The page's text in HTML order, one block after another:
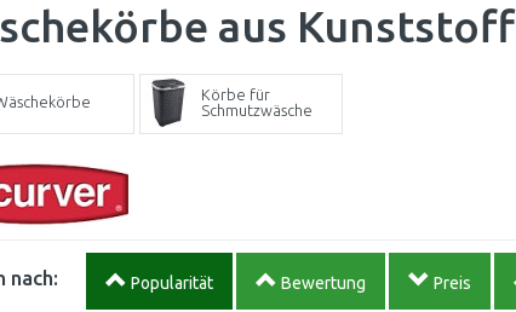
aus Kunststoff
Körbe für
Schmutzwäsche
nach: Popularität Bewertung Preis